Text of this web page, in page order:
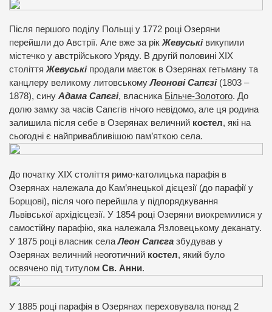
Після першого поділу Польщі у 1772 році Озеряни
перейшли до Австрії. Але вже за рікЖевуські викупили
містечко у австрійського Уряду. В другій половині ХІХ
століттяЖевуські продали маєток в Озерянах гетьману та
канцлеру великому литовськомуЛеонові Сапєзі(1803 –
1878), сину Адама Сапєгі, власника Більче-Золотого. До
долю замку за часів Сапєгів нічого невідомо, але ця родина
залишила після себе в Озерянах величний костел, які на
сьогодні є найпривабливішою пам’яткою села.
До початку ХІХ століття римо-католицька парафія в
Озерянах належала до Кам’янецької дієцезії (до парафії у
Борщові), після чого перейшла у підпорядкування
Львівської архідієцезії. У 1854 році Озеряни виокремилися у
самостійну парафію, яка належала Язловецькому деканату.
У 1875 році власник селаЛеон Сапєга збудував у
Озерянах величний неоготичний костел, який було
освячено під титулом Св. Анни.
У 1885 році парафія в Озерянах переховувала понад 2